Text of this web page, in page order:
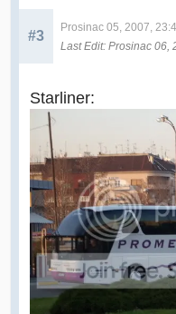
#3
Prosinac 05, 2007,
Last Edit: Prosinac 06,
Starliner: